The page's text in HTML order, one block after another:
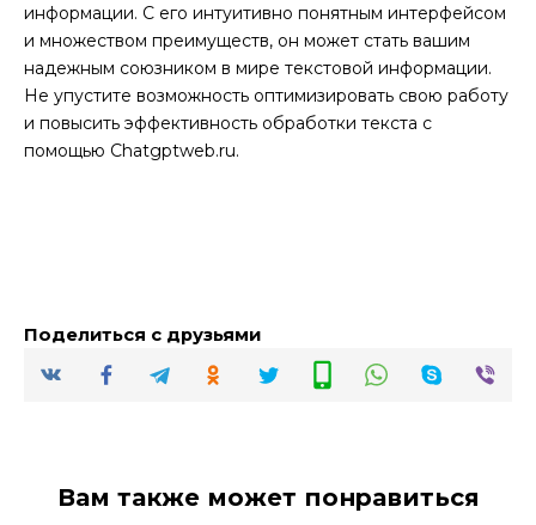
информации. С его интуитивно понятным интерфейсом
и множеством преимуществ, он может стать вашим
надежным союзником в мире текстовой информации.
Не упустите возможность оптимизировать свою работу
и повысить эффективность обработки текста с
помощью Chatgptweb.ru.
Поделиться с друзьями
Вам также может понравиться